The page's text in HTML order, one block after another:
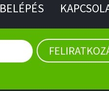
BELÉPÉS